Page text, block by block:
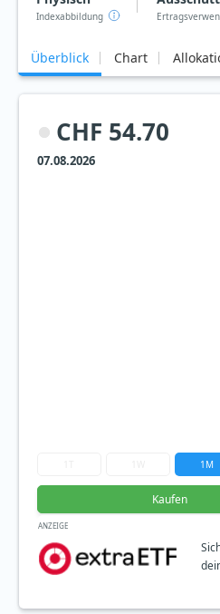
Indexabbildung
Überblick Chart
CHF 54.70
07.08.2026
1M
Kaufen
ANZEIGE